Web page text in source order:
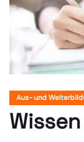
News
Aus- und